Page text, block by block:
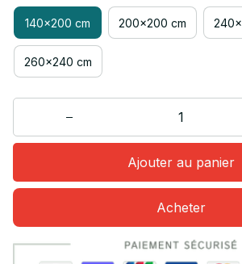
140x200 cm 200x200 cm
260x240 cm
Ajouter au panier
Acheter